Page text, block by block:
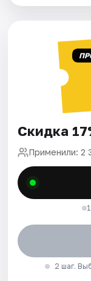
Скидка
Применили: 2
2 шаг.